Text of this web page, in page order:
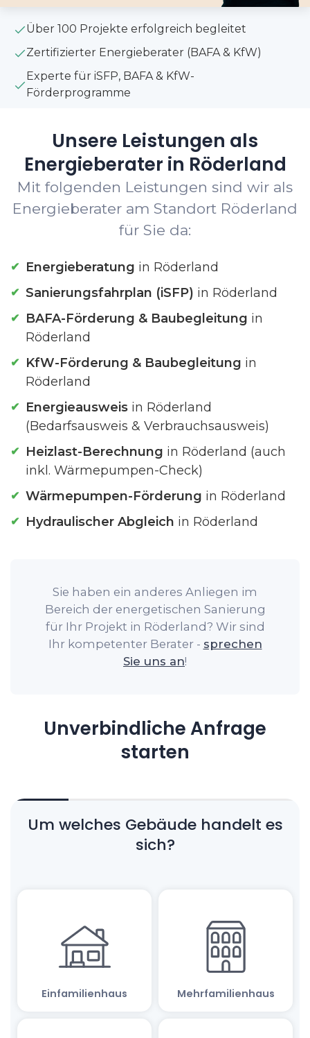
Über 100 Projekte erfolgreich begleitet
Zertifizierter Energieberater (BAFA & KfW)
Experte für iSFP, BAFA & KfW-
Förderprogramme
Unsere Leistungen als
Energieberater in Röderland
Mit folgenden Leistungen sind wir als
Energieberater am Standort Röderland
für Sie da:
Energieberatung in Röderland
Sanierungsfahrplan (iSFP) in Röderland
BAFA-Förderung & Baubegleitung in
Röderland
KfW-Förderung & Baubegleitung in
Röderland
Energieausweis in Röderland
(Bedarfsausweis & Verbrauchsausweis)
Heizlast-Berechnung in Röderland (auch
inkl. Wärmepumpen-Check)
Wärmepumpen-Förderung in Röderland
Hydraulischer Abgleich in Röderland
Sie haben ein anderes Anliegen im
Bereich der energetischen Sanierung
für Ihr Projekt in Röderland? Wir sind
Ihr kompetenter Berater - sprechen
Sie uns an!
Unverbindliche Anfrage
starten